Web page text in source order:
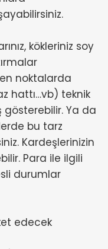
kökleriniz soy
noktalarda
hattı…vb) teknik
gösterebilir. Ya da
bu tarz
Kardeşlerinizin
Para ile ilgili
durumlar
edecek